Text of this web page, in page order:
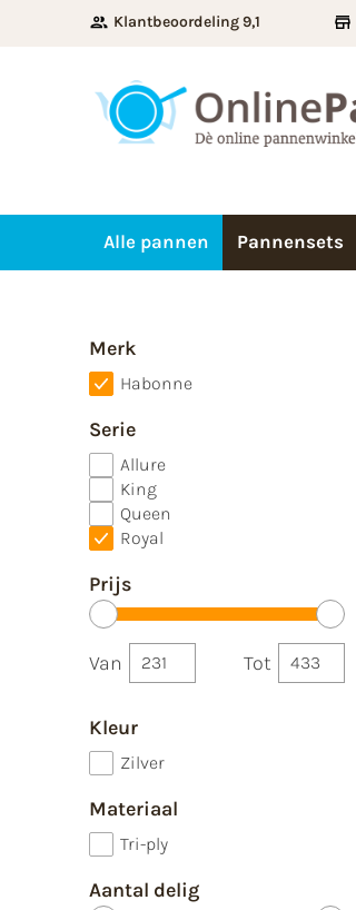
Klantbeoordeling 9,1
Alle pannen Pannensets
Merk
Habonne
Serie
Allure
King
Queen
Royal
Prijs
Van Tot
Kleur
Zilver
Materiaal
Tri-ply
Aantal delig